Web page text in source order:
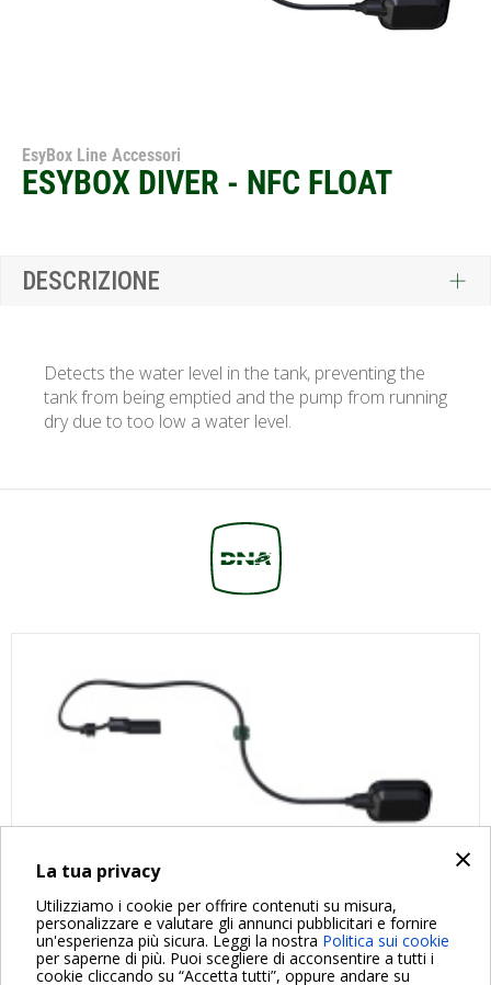
×
La tua privacy
Utilizziamo i cookie per offrire contenuti su misura,
personalizzare e valutare gli annunci pubblicitari e fornire
un'esperienza più sicura. Leggi la nostra Politica sui cookie
per saperne di più. Puoi scegliere di acconsentire a tutti i
cookie cliccando su “Accetta tutti”, oppure andare su
EsyBox Line Accessori
ESYBOX DIVER - NFC FLOAT
DESCRIZIONE
Detects the water level in the tank, preventing the
tank from being emptied and the pump from running
dry due to too low a water level.